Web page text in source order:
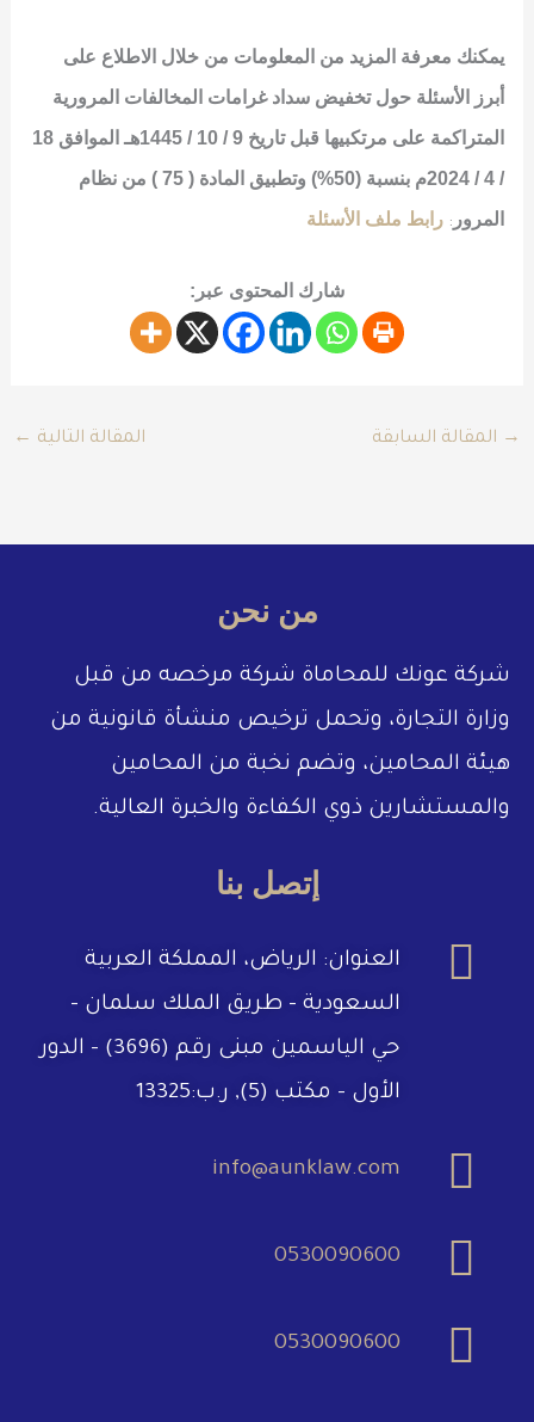
يمكنك معرفة المزيد من المعلومات من خلال الاطلاع على
أبرز الأسئلة حول تخفيض سداد غرامات المخالفات المرورية
المتراكمة على مرتكبيها قبل تاريخ 9 / 10 / 1445هـ الموافق 18
/ 4 / 2024م بنسبة (50%) وتطبيق المادة ( 75 ) من نظام
المرور :رابط ملف الأسئلة
شارك المحتوى عبر:
→ المقالة السابقة المقالة التالية ←
من نحن
شركة عونك للمحاماة شركة مرخصه من قبل
وزارة التجارة، وتحمل ترخيص منشأة قانونية من
هيئة المحامين، وتضم نخبة من المحامين
والمستشارين ذوي الكفاءة والخبرة العالية.
إتصل بنا
العنوان: الرياض، المملكة العربية
السعودية – طريق الملك سلمان –
حي الياسمين مبنى رقم (3696) – الدور
الأول – مكتب (5), ر.ب:13325
info@aunklaw.com
0530090600
0530090600